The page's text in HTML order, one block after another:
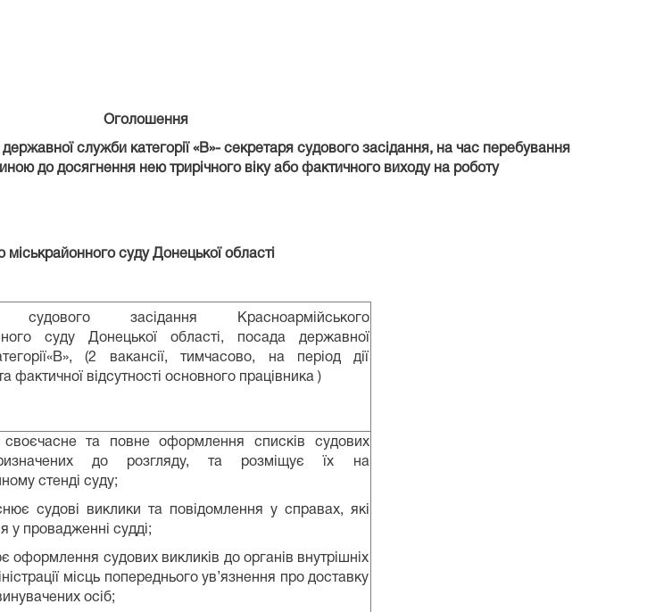
служби категорії «В»- секретаря судового засідання, на час перебування
до досягнення нею трирічного віку або фактичного виходу на роботу
міськрайонного суду Донецької області
судового засідання Красноармійського
суду Донецької області, посада державної
(2 вакансії, тимчасово, на період дії
фактичної відсутності основного працівника )
своєчасне та повне оформлення списків судових
до розгляду, та розміщує їх на
стенді суду;
судові виклики та повідомлення у справах, які
у провадженні судді;
судових викликів до органів внутрішніх
місць попереднього ув’язнення про доставку
осіб;